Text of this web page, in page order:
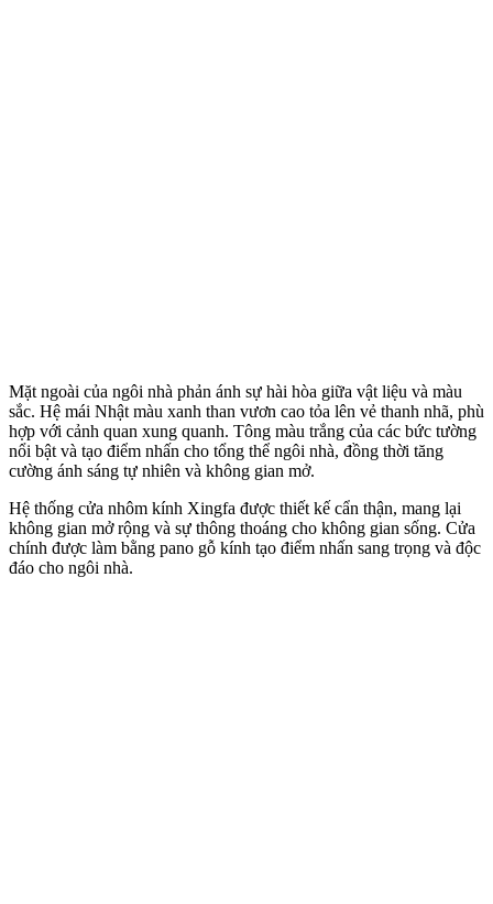
Mặt ngoài của ngôi nhà phản ánh sự hài hòa giữa vật liệu và màu
sắc. Hệ mái Nhật màu xanh than vươn cao tỏa lên vẻ thanh nhã, phù
hợp với cảnh quan xung quanh. Tông màu trắng của các bức tường
nổi bật và tạo điểm nhấn cho tổng thể ngôi nhà, đồng thời tăng
cường ánh sáng tự nhiên và không gian mở.
Hệ thống cửa nhôm kính Xingfa được thiết kế cẩn thận, mang lại
không gian mở rộng và sự thông thoáng cho không gian sống. Cửa
chính được làm bằng pano gỗ kính tạo điểm nhấn sang trọng và độc
đáo cho ngôi nhà.